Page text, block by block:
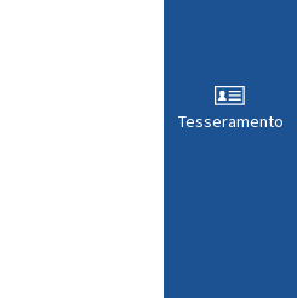
Tesseramento